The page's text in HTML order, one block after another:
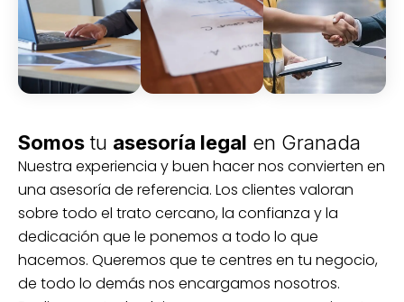
Somostu asesoría legal en Granada
Nuestra experiencia y buen hacer nos convierten en
una asesoría de referencia. Los clientes valoran
sobre todo el trato cercano, la confianza y la
dedicación que le ponemos a todo lo que
hacemos. Queremos que te centres en tu negocio,
de todo lo demás nos encargamos nosotros.